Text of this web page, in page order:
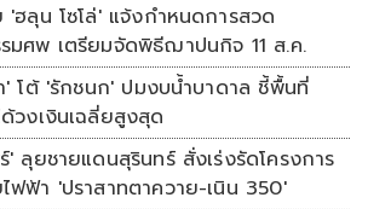
'ฮลุน โซโล่' แจ้งกำหนดการสวด
มศพ เตรียมจัดพิธีฌาปนกิจ 11 ส.ค.
' โต้ 'รักชนก' ปมงบน้ำบาดาล ชี้พื้นที่
วงเงินเฉลี่ยสูงสุด
ลุยชายแดนสุรินทร์ สั่งเร่งรัดโครงการ
ฟฟ้า 'ปราสาทตาควาย-เนิน 350'